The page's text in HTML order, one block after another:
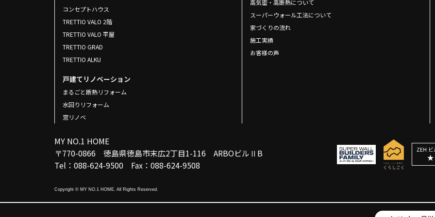
コンセプトハウス
TRETTIO VALO 2階
TRETTIO VALO 平屋
TRETTIO GRAD
TRETTIO ALKU
戸建てリノベーション
まるごと断熱リフォーム
水回りリフォーム
窓リノベ
高気密・高断熱について
スーパーウォール工法について
家づくりの流れ
施工実績
お客様の声
MY NO.1 HOME
〒770-0866 徳島県徳島市末広2丁目1-116 ARBOビルⅡB
Tel：088-624-9500 Fax：088-624-9508
Copyright © MY NO.1 HOME. All Rights Reserved.